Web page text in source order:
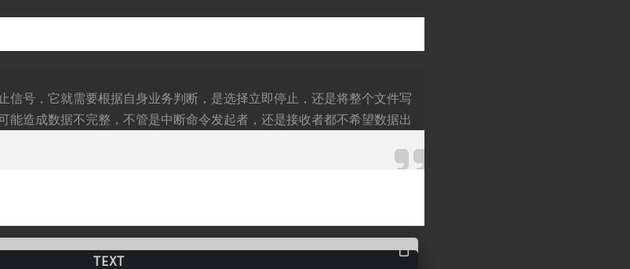
信号，它就需要根据自身业务判断，是选择立即停止，还是将整个文件写
能造成数据不完整，不管是中断命令发起者，还是接收者都不希望数据出